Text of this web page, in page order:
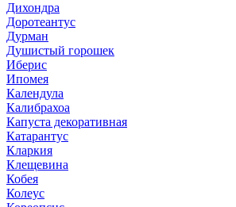
Дихондра
Доротеантус
Дурман
Душистый горошек
Иберис
Ипомея
Календула
Калибрахоа
Капуста декоративная
Катарантус
Кларкия
Клещевина
Кобея
Колеус